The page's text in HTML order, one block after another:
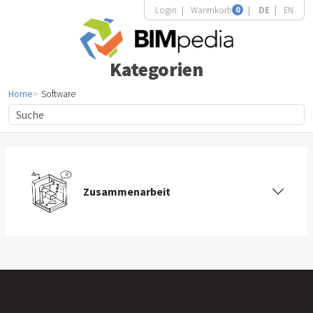
Login Warenkorb 0 DE EN
Kategorien
Home Software
Zusammenarbeit